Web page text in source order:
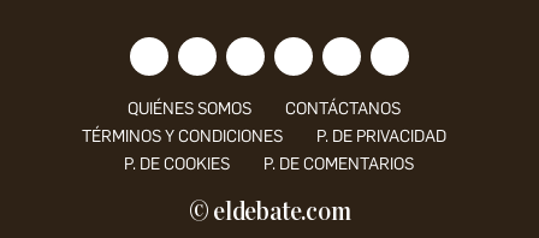
QUIÉNES SOMOS
CONTÁCTANOS
TÉRMINOS Y CONDICIONES
P. DE PRIVACIDAD
P. DE COOKIES
P. DE COMENTARIOS
© eldebate.com